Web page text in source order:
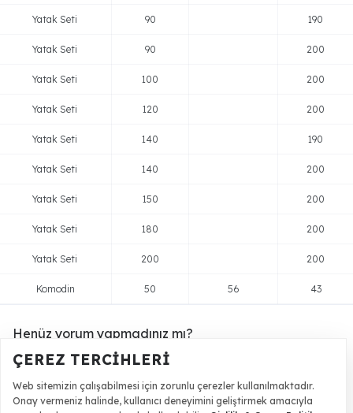
Yatak Seti 90 190
Yatak Seti 90 200
Yatak Seti 100 200
Yatak Seti 120 200
Yatak Seti 140 190
Yatak Seti 140 200
Yatak Seti 150 200
Yatak Seti 180 200
Yatak Seti 200 200
Komodin 50 56 43
Henüz yorum yapmadınız mı?
Ürünümüze yorum yaparak puan kazanabilir ve ürünlerde
ÇEREZ TERCIHLERI
Web sitemizin çalışabilmesi için zorunlu çerezler kullanılmaktadır.
Onay vermeniz halinde, kullanıcı deneyimini geliştirmek amacıyla